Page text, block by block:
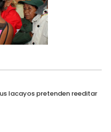
lacayos pretenden reeditar